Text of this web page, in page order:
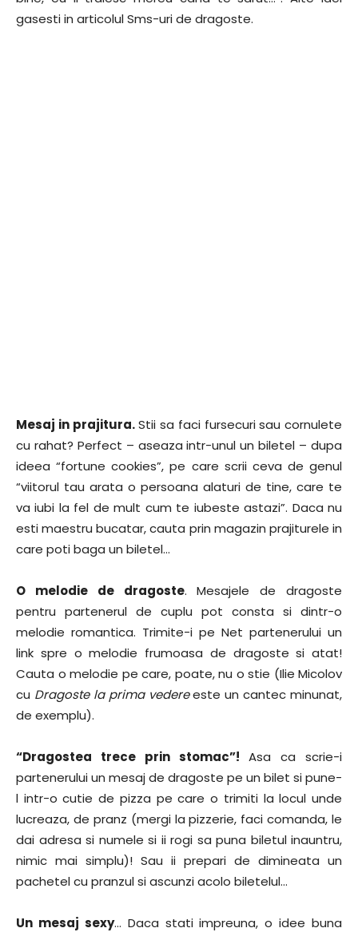
gasesti in articolul Sms-uri de dragoste.
Mesaj in prajitura.Stii sa faci fursecuri sau cornulete
cu rahat? Perfect – aseaza intr-unul un biletel – dupa
ideea “fortune cookies”, pe care scrii ceva de genul
“viitorul tau arata o persoana alaturi de tine, care te
va iubi la fel de mult cum te iubeste astazi”. Daca nu
esti maestru bucatar, cauta prin magazin prajiturele in
care poti baga un biletel…
O melodie de dragoste. Mesajele de dragoste
pentru partenerul de cuplu pot consta si dintr-o
melodie romantica. Trimite-i pe Net partenerului un
link spre o melodie frumoasa de dragoste si atat!
Cauta o melodie pe care, poate, nu o stie (Ilie Micolov
cu Dragoste la prima vedereeste un cantec minunat,
de exemplu).
“Dragostea trece prin stomac”! Asa ca scrie-i
partenerului un mesaj de dragoste pe un bilet si pune-
l intr-o cutie de pizza pe care o trimiti la locul unde
lucreaza, de pranz (mergi la pizzerie, faci comanda, le
dai adresa si numele si ii rogi sa puna biletul inauntru,
nimic mai simplu)! Sau ii prepari de dimineata un
pachetel cu pranzul si ascunzi acolo biletelul…
Un mesaj sexy… Daca stati impreuna, o idee buna